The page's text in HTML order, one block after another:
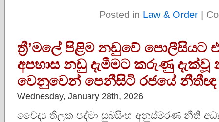
Posted in Law & Order|
ත්‍රී’මලේ පිළිම නඩුවේ පොලීසියට
අපහාස නඩු දැමීමට කරුණු
වෙනුවෙන් පෙනීසිටි රජයේ නීතීඥ
Wednesday, January 28th, 2026
වෛද්‍ය තිලක පද්මා සුබසිංහ අනුස්මරණ නීති